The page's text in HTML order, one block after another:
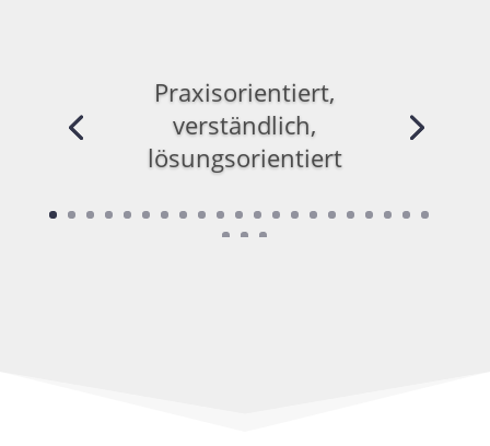
Praxisorientiert,
verständlich,
lösungsorientiert